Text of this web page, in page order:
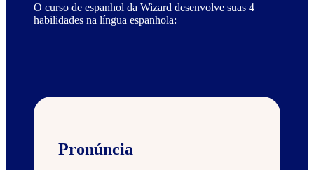
O curso de espanhol da Wizard desenvolve suas 4
habilidades na língua espanhola:
Pronúncia